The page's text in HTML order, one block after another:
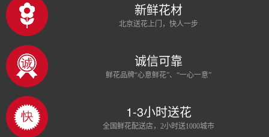
新鲜花材
北京送花上门，快人一步
诚信可靠
鲜花品牌“心意鲜花”、“一心一意”
1-3小时送花
全国鲜花配送店，2小时送1000城市